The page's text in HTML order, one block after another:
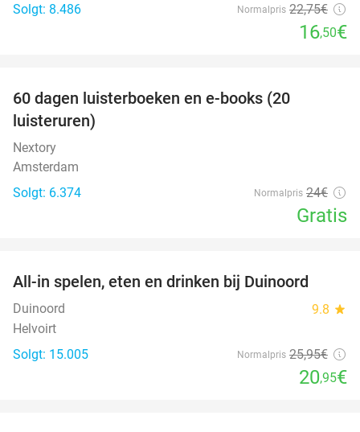
Solgt: 8.486
Normalpris 22,75€
16,50€
60 dagen luisterboeken en e-books (20
luisteruren)
Nextory
Amsterdam
Solgt: 6.374
Normalpris 24€
Gratis
All-in spelen, eten en drinken bij Duinoord
Duinoord 9.8 star
Helvoirt
Solgt: 15.005
Normalpris 25,95€
20,95€